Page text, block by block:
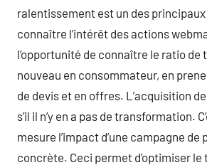
ralentissement est un des
connaître l’intérêt des actions
l’opportunité de connaître le ratio de
nouveau en consommateur, en
de devis et en offres. L’acquisition
s’il il n’y en a pas de transformation.
mesure l’impact d’une campagne de
concrète. Ceci permet d’optimiser